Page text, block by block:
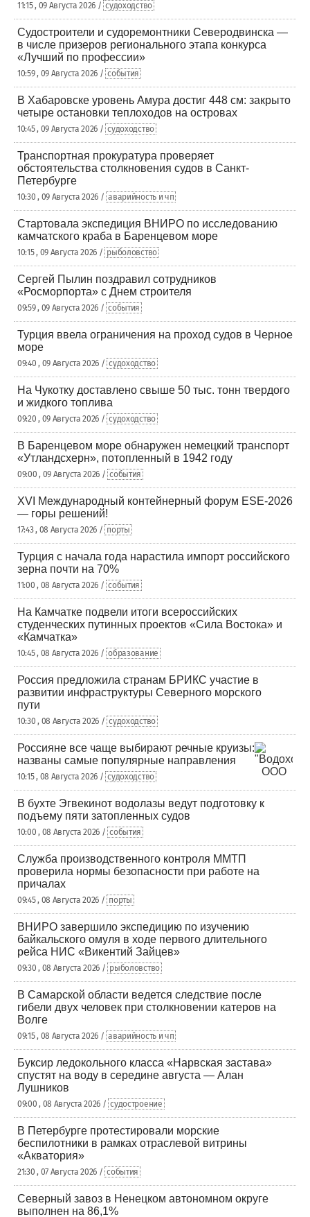
11:15 , 09 Августа 2026 / судоходство
Судостроители и судоремонтники Северодвинска —
в числе призеров регионального этапа конкурса
«Лучший по профессии»
10:59 , 09 Августа 2026 / события
В Хабаровске уровень Амура достиг 448 см: закрыто
четыре остановки теплоходов на островах
10:45 , 09 Августа 2026 / судоходство
Транспортная прокуратура проверяет
обстоятельства столкновения судов в Санкт-
Петербурге
10:30 , 09 Августа 2026 / аварийность и чп
Стартовала экспедиция ВНИРО по исследованию
камчатского краба в Баренцевом море
10:15 , 09 Августа 2026 / рыболовство
Сергей Пылин поздравил сотрудников
«Росморпорта» с Днем строителя
09:59 , 09 Августа 2026 / события
Турция ввела ограничения на проход судов в Черное
море
09:40 , 09 Августа 2026 / судоходство
На Чукотку доставлено свыше 50 тыс. тонн твердого
и жидкого топлива
09:20 , 09 Августа 2026 / судоходство
В Баренцевом море обнаружен немецкий транспорт
«Утландсхерн», потопленный в 1942 году
09:00 , 09 Августа 2026 / события
XVI Международный контейнерный форум ESE-2026
— горы решений!
17:43 , 08 Августа 2026 / порты
Турция с начала года нарастила импорт российского
зерна почти на 70%
11:00 , 08 Августа 2026 / события
На Камчатке подвели итоги всероссийских
студенческих путинных проектов «Сила Востока» и
«Камчатка»
10:45 , 08 Августа 2026 / образование
Россия предложила странам БРИКС участие в
развитии инфраструктуры Северного морского
пути
10:30 , 08 Августа 2026 / судоходство
Россияне все чаще выбирают речные круизы:
названы самые популярные направления
10:15 , 08 Августа 2026 / судоходство
В бухте Эгвекинот водолазы ведут подготовку к
подъему пяти затопленных судов
10:00 , 08 Августа 2026 / события
Служба производственного контроля ММТП
проверила нормы безопасности при работе на
причалах
09:45 , 08 Августа 2026 / порты
ВНИРО завершило экспедицию по изучению
байкальского омуля в ходе первого длительного
рейса НИС «Викентий Зайцев»
09:30 , 08 Августа 2026 / рыболовство
В Самарской области ведется следствие после
гибели двух человек при столкновении катеров на
Волге
09:15 , 08 Августа 2026 / аварийность и чп
Буксир ледокольного класса «Нарвская застава»
спустят на воду в середине августа — Алан
Лушников
09:00 , 08 Августа 2026 / судостроение
В Петербурге протестировали морские
беспилотники в рамках отраслевой витрины
«Акватория»
21:30 , 07 Августа 2026 / события
Северный завоз в Ненецком автономном округе
выполнен на 86,1%